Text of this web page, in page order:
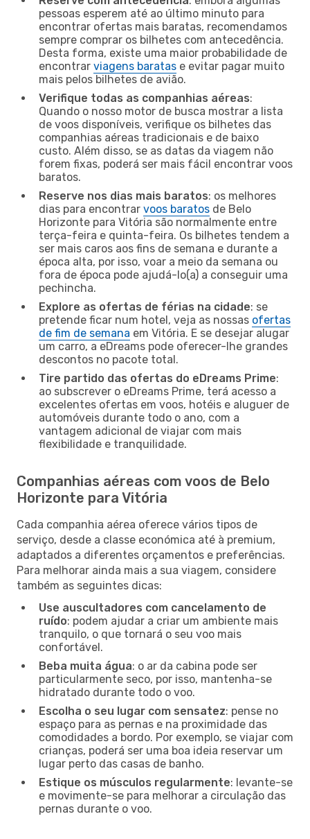
pessoas esperem até ao último minuto para
encontrar ofertas mais baratas, recomendamos
sempre comprar os bilhetes com antecedência.
Desta forma, existe uma maior probabilidade de
encontrar viagens baratas e evitar pagar muito
mais pelos bilhetes de avião.
Verifique todas as companhias aéreas:
Quando o nosso motor de busca mostrar a lista
de voos disponíveis, verifique os bilhetes das
companhias aéreas tradicionais e de baixo
custo. Além disso, se as datas da viagem não
forem fixas, poderá ser mais fácil encontrar voos
baratos.
Reserve nos dias mais baratos: os melhores
dias para encontrar voos baratos de Belo
Horizonte para Vitória são normalmente entre
terça-feira e quinta-feira. Os bilhetes tendem a
ser mais caros aos fins de semana e durante a
época alta, por isso, voar a meio da semana ou
fora de época pode ajudá-lo(a) a conseguir uma
pechincha.
Explore as ofertas de férias na cidade: se
pretende ficar num hotel, veja as nossas ofertas
de fim de semana em Vitória. E se desejar alugar
um carro, a eDreams pode oferecer-lhe grandes
descontos no pacote total.
Tire partido das ofertas do eDreams Prime:
ao subscrever o eDreams Prime, terá acesso a
excelentes ofertas em voos, hotéis e aluguer de
automóveis durante todo o ano, com a
vantagem adicional de viajar com mais
flexibilidade e tranquilidade.
Companhias aéreas com voos de Belo
Horizonte para Vitória
Cada companhia aérea oferece vários tipos de
serviço, desde a classe económica até à premium,
adaptados a diferentes orçamentos e preferências.
Para melhorar ainda mais a sua viagem, considere
também as seguintes dicas:
Use auscultadores com cancelamento de
ruído: podem ajudar a criar um ambiente mais
tranquilo, o que tornará o seu voo mais
confortável.
Beba muita água: o ar da cabina pode ser
particularmente seco, por isso, mantenha-se
hidratado durante todo o voo.
Escolha o seu lugar com sensatez: pense no
espaço para as pernas e na proximidade das
comodidades a bordo. Por exemplo, se viajar com
crianças, poderá ser uma boa ideia reservar um
lugar perto das casas de banho.
Estique os músculos regularmente: levante-se
e movimente-se para melhorar a circulação das
pernas durante o voo.